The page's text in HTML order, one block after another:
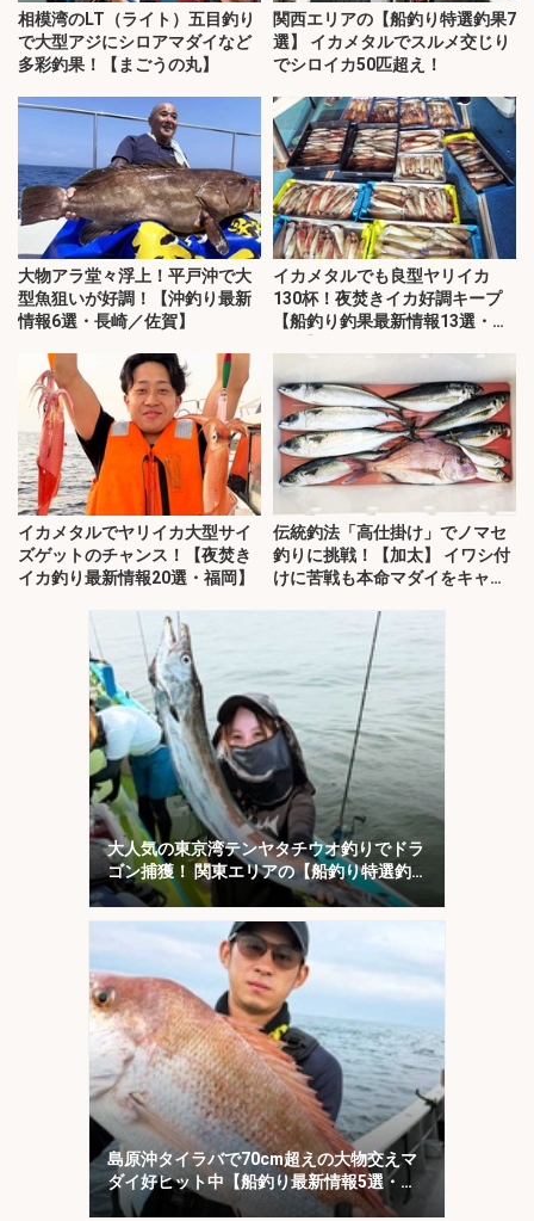
相模湾のLT（ライト）五目釣り
で大型アジにシロアマダイなど
多彩釣果！【まごうの丸】
関西エリアの【船釣り特選釣果7
選】 イカメタルでスルメ交じり
でシロイカ50匹超え！
大物アラ堂々浮上！平戸沖で大
型魚狙いが好調！【沖釣り最新
情報6選・長崎／佐賀】
イカメタルでも良型ヤリイカ
130杯！夜焚きイカ好調キープ
【船釣り釣果最新情報13選・玄
イカメタルでヤリイカ大型サイ
ズゲットのチャンス！【夜焚き
イカ釣り最新情報20選・福岡】
伝統釣法「高仕掛け」でノマセ
釣りに挑戦！【加太】 イワシ付
けに苦戦も本命マダイをキャッ
大人気の東京湾テンヤタチウオ釣りでドラ
ゴン捕獲！ 関東エリアの【船釣り特選釣
果7選】
島原沖タイラバで70cm超えの大物交えマ
ダイ好ヒット中【船釣り最新情報5選・大
分／熊本】